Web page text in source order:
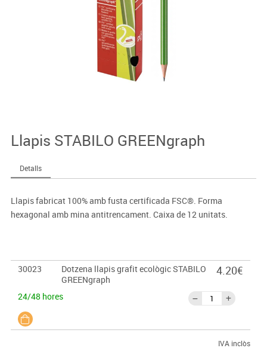
Llapis STABILO GREENgraph
Detalls
Llapis fabricat 100% amb fusta certificada FSC®. Forma
hexagonal amb mina antitrencament. Caixa de 12 unitats.
30023
Dotzena llapis grafit ecològic STABILO
GREENgraph
24/48 hores
4.20€
IVA inclòs